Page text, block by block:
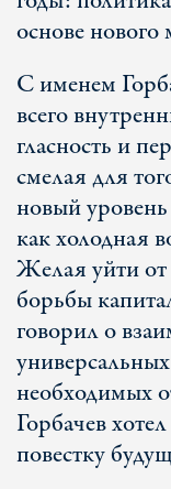
основе
С именем
всего
гласность и
смелая для
новый
как холодная
Желая уйти от
борьбы
говорил о
необходимых
Горбачев
повестку